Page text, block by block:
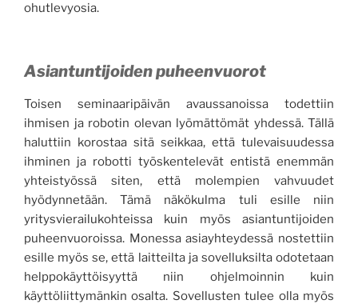
ohutlevyosia.
Asiantuntijoiden puheenvuorot
Toisen seminaaripäivän avaussanoissa todettiin
ihmisen ja robotin olevan lyömättömät yhdessä. Tällä
haluttiin korostaa sitä seikkaa, että tulevaisuudessa
ihminen ja robotti työskentelevät entistä enemmän
yhteistyössä siten, että molempien vahvuudet
hyödynnetään. Tämä näkökulma tuli esille niin
yritysvierailukohteissa kuin myös asiantuntijoiden
puheenvuoroissa. Monessa asiayhteydessä nostettiin
esille myös se, että laitteilta ja sovelluksilta odotetaan
helppokäyttöisyyttä niin ohjelmoinnin kuin
käyttöliittymänkin osalta. Sovellusten tulee olla myös